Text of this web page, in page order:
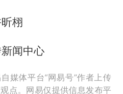
栩
闻中心
媒体平台“网易号”作者上传
点。网易仅提供信息发布平